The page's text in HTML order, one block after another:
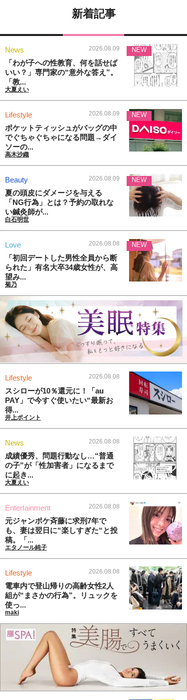
新着記事
News 2026.08.09
「わが子への性教育、何を話せば
いい？」専門家の“意外な答え”。
「教...
大夏えい
NEW
Lifestyle 2026.08.09
ポケットティッシュがバッグの中
でぐちゃぐちゃになる問題→ダイ
ソーの...
高木沙織
NEW
Beauty 2026.08.09
夏の頭皮にダメージを与える
「NG行為」とは？予約の取れな
い鍼灸師が...
白石明世
NEW
Love 2026.08.08
「初回デートした男性全員から断
られた」有名大卒34歳女性が、高
望み...
菊乃
NEW
Lifestyle 2026.08.08
スシローが10％還元に！「au
PAY」で今すぐ使いたい“最新お
得...
井上ポイント
News 2026.08.08
成績優秀、問題行動なし…“普通
の子”が「性加害者」になるまで
に起き...
大夏えい
Entertainment 2026.08.08
元ジャンポケ斉藤に求刑7年で
も、妻は翌日に“楽しすぎた“と投
稿。「...
エタノール純子
Lifestyle 2026.08.08
電車内で登山帰りの高齢女性2人
組が“まさかの行為”。リュックを
使っ...
maki